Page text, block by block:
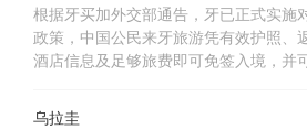
根据牙买加外交部通告，牙已正式实施
政策，中国公民来牙旅游凭有效护照、
酒店信息及足够旅费即可免签入境，并
乌拉圭